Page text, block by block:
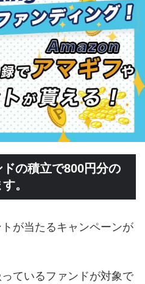
の積立で800円分の
。
が当たるキャンペーンが
ているファンドが対象で